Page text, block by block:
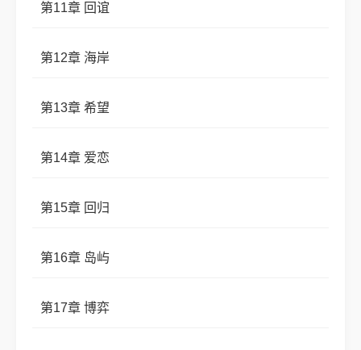
第11章 回谊
第12章 海岸
第13章 希望
第14章 爱恋
第15章 回归
第16章 岛屿
第17章 博弈